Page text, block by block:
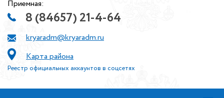
Приемная:
8 (84657) 21-4-64
kryaradm@kryaradm.ru
Карта района
Реестр официальных аккаунтов в соцсетях